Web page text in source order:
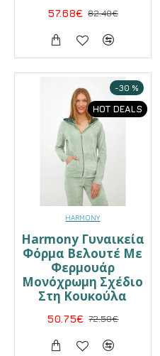
57.68€ 82.40€
HOT DEALS
-30 %
HARMONY
Harmony Γυναικεία
Φόρμα Βελουτέ Με
Φερμουάρ
Μονόχρωμη Σχέδιο
Στη Κουκούλα
50.75€ 72.50€